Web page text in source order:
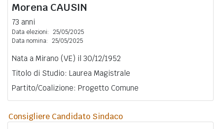
Morena CAUSIN
73 anni
Data elezioni: 25/05/2025
Data nomina: 25/05/2025
Nata a Mirano (VE) il 30/12/1952
Titolo di Studio: Laurea Magistrale
Partito/Coalizione: Progetto Comune
Consigliere Candidato Sindaco